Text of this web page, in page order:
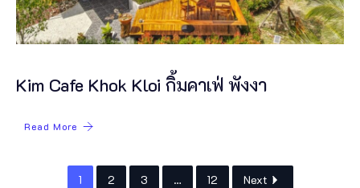
Kim Cafe Khok Kloi กิ้มคาเฟ่ พังงา
Read More
1 2 3 … 12 Next